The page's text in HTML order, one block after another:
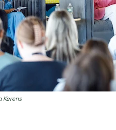
Kerens